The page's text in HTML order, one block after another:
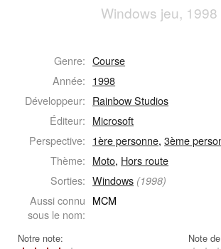
Windows jeu, 1998
Genre: Course
Année: 1998
Développeur: Rainbow Studios
Éditeur: Microsoft
Perspective: 1ère personne,3ème
Thème: Moto, Hors route
Sorties: Windows (1998)
Aussi connu
sous le nom:
MCM
Notre note: Note